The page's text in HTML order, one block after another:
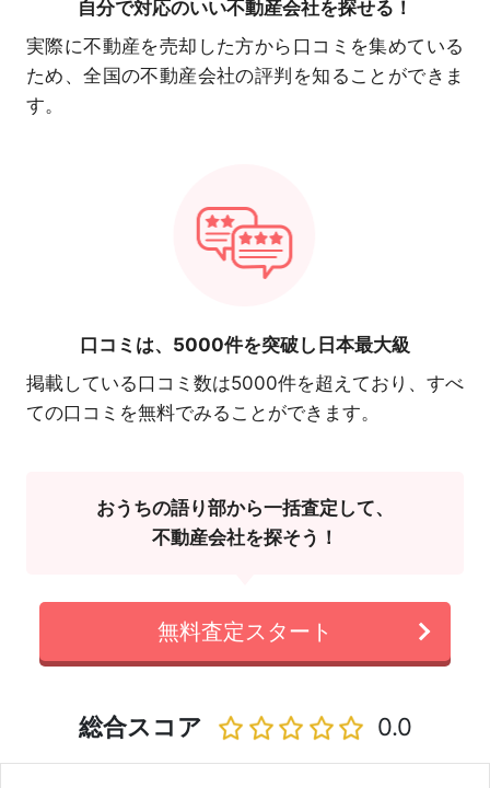
自分で対応のいい不動産会社を探せる！
実際に不動産を売却した方から口コミを集めている
ため、全国の不動産会社の評判を知ることができま
す。
口コミは、 5000件を突破し日本最大級
掲載している口コミ数は5000件を超えており、すべ
ての口コミを無料でみることができます。
おうちの語り部から一括査定して、
不動産会社を探そう！
無料査定スタート
総合スコア 0.0